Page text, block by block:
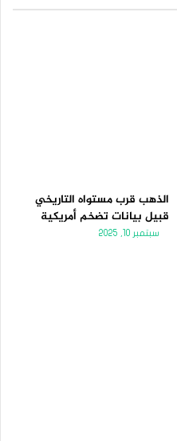
الذهب قرب مستواه التاريخي
قبيل بيانات تضخم أمريكية
سبتمبر 10, 2025